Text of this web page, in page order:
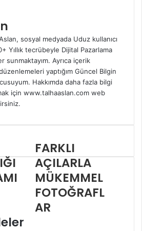
sosyal medyada Uduz kullanıcı
Yıllık tecrübeyle Dijital Pazarlama
Ayrıca içerik
yaptığım Güncel Bilgin
Hakkımda daha fazla bilgi
için www.talhaaslan.com web
FARKLI
AÇILARLA
MÜKEMMEL
FOTOĞRAFL
AR